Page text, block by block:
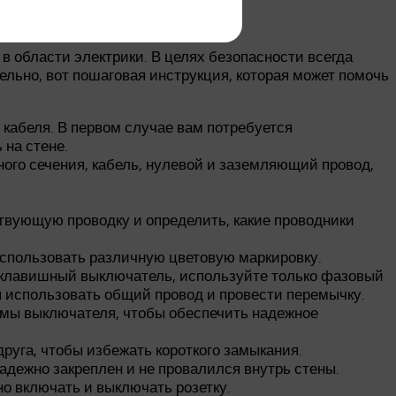
электрики. В целях безопасности всегда
вот пошаговая инструкция, которая может помочь
В первом случае вам потребуется
стене.
сечения, кабель, нулевой и заземляющий провод,
проводку и определить, какие проводники
различную цветовую маркировку.
выключатель, используйте только фазовый
общий провод и провести перемычку.
выключателя, чтобы обеспечить надежное
чтобы избежать короткого замыкания.
закреплен и не провалился внутрь стены.
включать и выключать розетку.